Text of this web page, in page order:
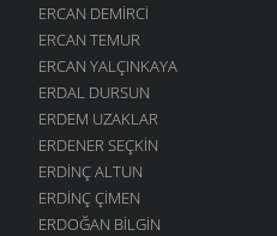
ERCAN DEMIRCI
ERCAN TEMUR
ERCAN YALÇINKAYA
ERDAL DURSUN
ERDEM UZAKLAR
ERDENER SEÇKIN
ERDINÇ ALTUN
ERDINÇ ÇIMEN
ERDOĞAN BILGIN